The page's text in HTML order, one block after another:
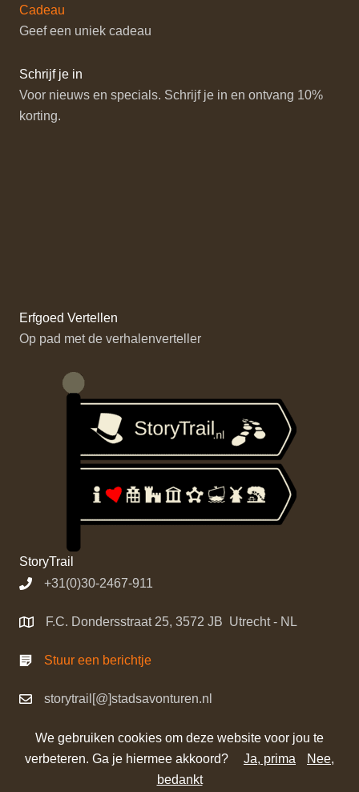
Cadeau
Geef een uniek cadeau
Schrijf je in
Voor nieuws en specials. Schrijf je in en ontvang 10%
korting.
Erfgoed Vertellen
Op pad met de verhalenverteller
StoryTrail
+31(0)30-2467-911
F.C. Dondersstraat 25, 3572 JB Utrecht - NL
Stuur een berichtje
storytrail[@]stadsavonturen.nl
We gebruiken cookies om deze website voor jou te
verbeteren. Ga je hiermee akkoord?
Ja, prima
Nee,
bedankt